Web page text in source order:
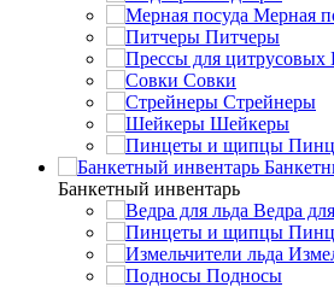
Мерная
Питчеры
Совки
Стрейнеры
Шейкеры
Банкетный инвентарь
Ведра
Подносы